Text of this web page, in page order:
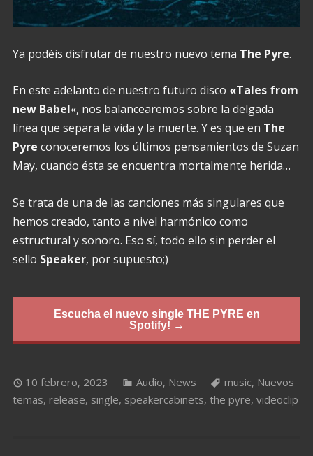
Ya podéis disfrutar de nuestro nuevo tema The Pyre.
En este adelanto de nuestro futuro disco «Tales from
new Babel«, nos balancearemos sobre la delgada
línea que separa la vida y la muerte. Y es que en The
Pyre conoceremos los últimos pensamientos de Suzan
May, cuando ésta se encuentra mortalmente herida…
Se trata de una de las canciones más singulares que
hemos creado, tanto a nivel harmónico como
estructural y sonoro. Eso sí, todo ello sin perder el
sello Speaker, por supuesto;)
Escucha el nuevo single THE PYRE en
Spotify! →
10 febrero, 2023 Audio, News music, Nuevos
temas, release, single, speakercabinets, the pyre, videoclip